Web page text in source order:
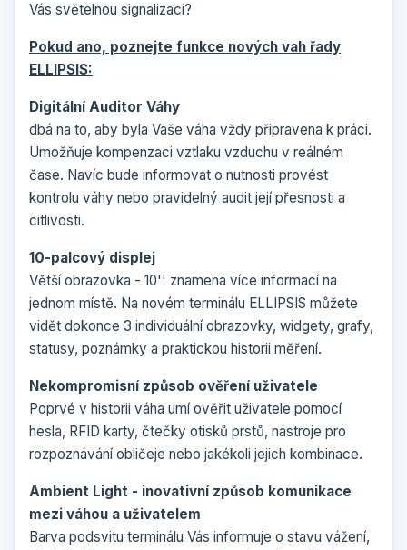
Vás světelnou signalizací?
Pokud ano, poznejte funkce nových vah řady
ELLIPSIS:
Digitální Auditor Váhy
dbá na to, aby byla Vaše váha vždy připravena k práci.
Umožňuje kompenzaci vztlaku vzduchu v reálném
čase. Navíc bude informovat o nutnosti provést
kontrolu váhy nebo pravidelný audit její přesnosti a
citlivosti.
10-palcový displej
Větší obrazovka - 10'' znamená více informací na
jednom místě. Na novém terminálu ELLIPSIS můžete
vidět dokonce 3 individuální obrazovky, widgety, grafy,
statusy, poznámky a praktickou historii měření.
Nekompromisní způsob ověření uživatele
Poprvé v historii váha umí ověřit uživatele pomocí
hesla, RFID karty, čtečky otisků prstů, nástroje pro
rozpoznávání obličeje nebo jakékoli jejich kombinace.
Ambient Light - inovativní způsob komunikace
mezi váhou a uživatelem
Barva podsvitu terminálu Vás informuje o stavu vážení,